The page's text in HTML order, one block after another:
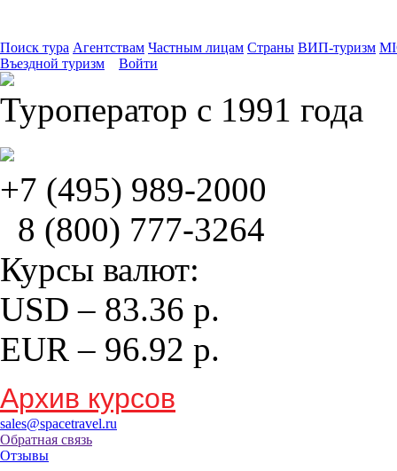
Поиск тура Агентствам Частным лицам Страны ВИП-туризм
Въездной туризм
Войти
Туроператор с 1991 года
+7 (495) 989-2000
8 (800) 777-3264
Курсы валют:
USD – 83.36 р.
EUR – 96.92 р.
Архив курсов
sales@spacetravel.ru
Обратная связь
Отзывы